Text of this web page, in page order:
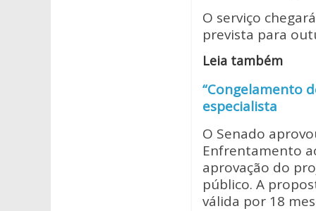
O serviço
prevista para
Leia também
“Congelamento
especialista
O Senado
Enfrentamento
aprovação do
público. A
válida por 18